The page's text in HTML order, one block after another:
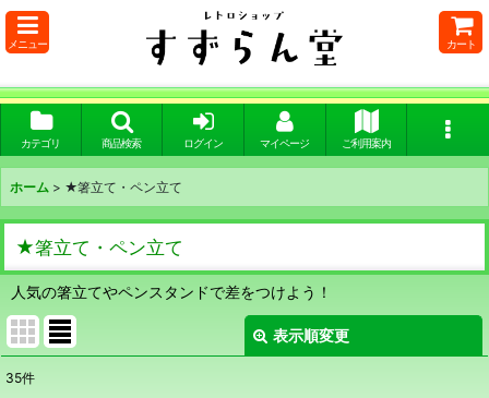
メニュー カート
カテゴリ 商品検索 ログイン マイページ ご利用案内
ホーム > ★箸立て・ペン立て
★箸立て・ペン立て
人気の箸立てやペンスタンドで差をつけよう！
表示順変更
35件